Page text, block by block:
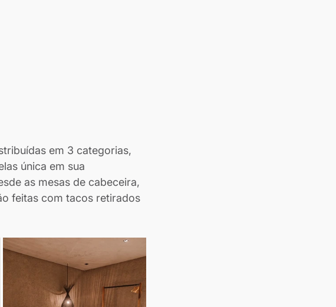
em 3 categorias,
única em sua
as mesas de cabeceira,
feitas com tacos retirados